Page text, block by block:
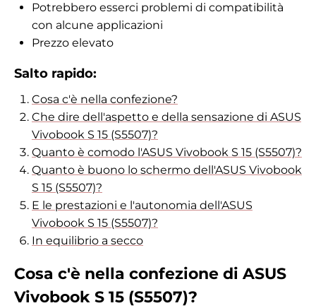
Potrebbero esserci problemi di compatibilità
con alcune applicazioni
Prezzo elevato
Salto rapido:
Cosa c'è nella confezione?
Che dire dell'aspetto e della sensazione di ASUS
Vivobook S 15 (S5507)?
Quanto è comodo l'ASUS Vivobook S 15 (S5507)?
Quanto è buono lo schermo dell'ASUS Vivobook
S 15 (S5507)?
E le prestazioni e l'autonomia dell'ASUS
Vivobook S 15 (S5507)?
In equilibrio a secco
Cosa c'è nella confezione di ASUS
Vivobook S 15 (S5507)?